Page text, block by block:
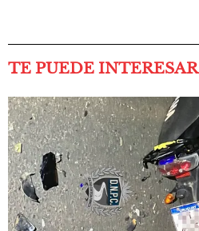
TE PUEDE INTERESAR